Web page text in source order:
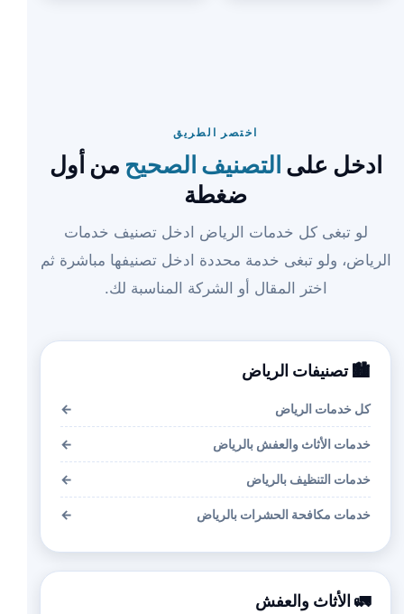
اختصر الطريق
ادخل على التصنيف الصحيح من أول
ضغطة
لو تبغى كل خدمات الرياض ادخل تصنيف خدمات
الرياض، ولو تبغى خدمة محددة ادخل تصنيفها مباشرة ثم
اختر المقال أو الشركة المناسبة لك.
🏙️ تصنيفات الرياض
كل خدمات الرياض ←
خدمات الأثاث والعفش بالرياض ←
خدمات التنظيف بالرياض ←
خدمات مكافحة الحشرات بالرياض ←
🚛 الأثاث والعفش